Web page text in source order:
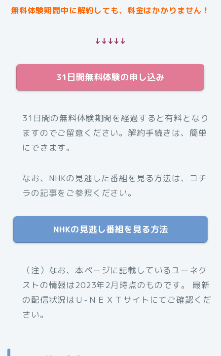
無料体験期間中に解約しても、料金はかかりません！
↓↓↓↓↓
31日間無料体験の申し込み
31日間の無料体験期間を経過すると有料となり
ますのでご留意ください。解約手続きは、簡単
にできます。
なお、NHKの見逃した番組を見る方法は、コチ
ラの記事をご参照ください。
NHKの見逃し番組を見る方法
（注）なお、本ページに記載しているユーネク
ストの情報は2023年2月時点のものです。 最新
の配信状況はＵ-ＮＥＸＴサイトにてご確認くだ
さい。